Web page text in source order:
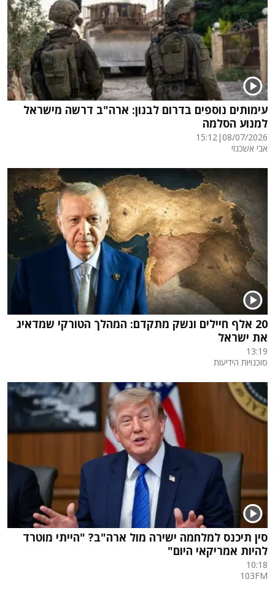
עימותים נוספים בדרום לבנון: ארה"ב דרשה מישראל
למנוע הסלמה
08/07/2026
|
15:12
אבי אשכנזי
20 אלף חיילים ונשק מתקדם: המהלך הטורקי שמדאיג
את ישראל
13:19
סוכנויות הידיעות
סין תיכנס למלחמה ישירה מול ארה"ב? "הייתי מוטרד
להיות אמריקאי היום"
10:18
103FM